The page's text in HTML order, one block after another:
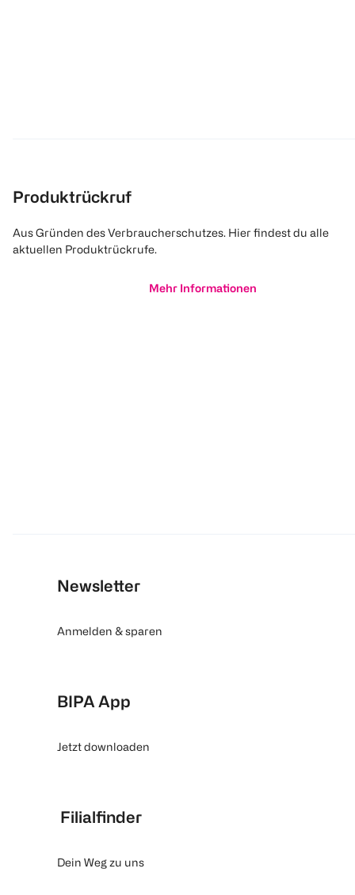
Produktrückruf
Aus Gründen des Verbraucherschutzes. Hier findest du alle
aktuellen Produktrückrufe.
Mehr Informationen
Newsletter
Anmelden & sparen
BIPA App
Jetzt downloaden
Filialfinder
Dein Weg zu uns